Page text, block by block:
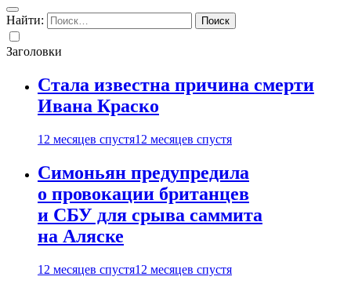
Найти:
Заголовки
Стала известна причина смерти
Ивана Краско
12 месяцев спустя12 месяцев спустя
Симоньян предупредила
о провокации британцев
и СБУ для срыва саммита
на Аляске
12 месяцев спустя12 месяцев спустя